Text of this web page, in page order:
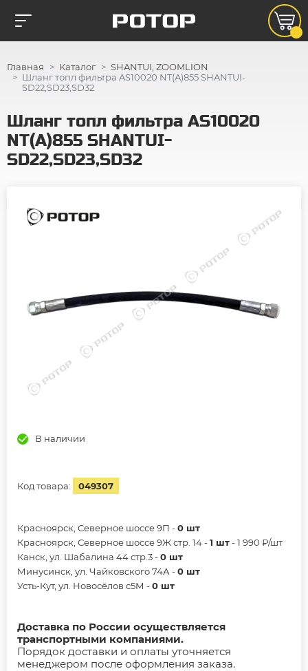
Главная Каталог
SHANTUI, ZOOMLION
Шланг топл фильтра AS10020 NT(A)855 SHANTUI-
SD22,SD23,SD32
Шланг топл фильтра AS10020
NT(A)855 SHANTUI-
SD22,SD23,SD32
В наличии
Код товара: 049307
Красноярск, Северное шоссе 9П -0 шт
Красноярск, Северное шоссе 9Ж стр. 14 -1 шт- 1 990 ₽/шт
Канск, ул. Шабалина 44 стр.3 -0 шт
Минусинск, ул. Чайковского 74А -0 шт
Усть-Кут, ул. Новосёлов с5М -0 шт
Доставка по России осуществляется
транспортными компаниями.
Порядок доставки и оплаты уточняется
менеджером после оформления заказа.